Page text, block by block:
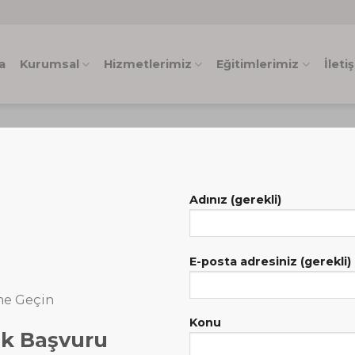
Kurumsal Hizmetlerimiz Eğitimlerimiz
Geçin
Başvuru
Adınız (gerekli)
E-posta adresiniz (gerekli)
Konu